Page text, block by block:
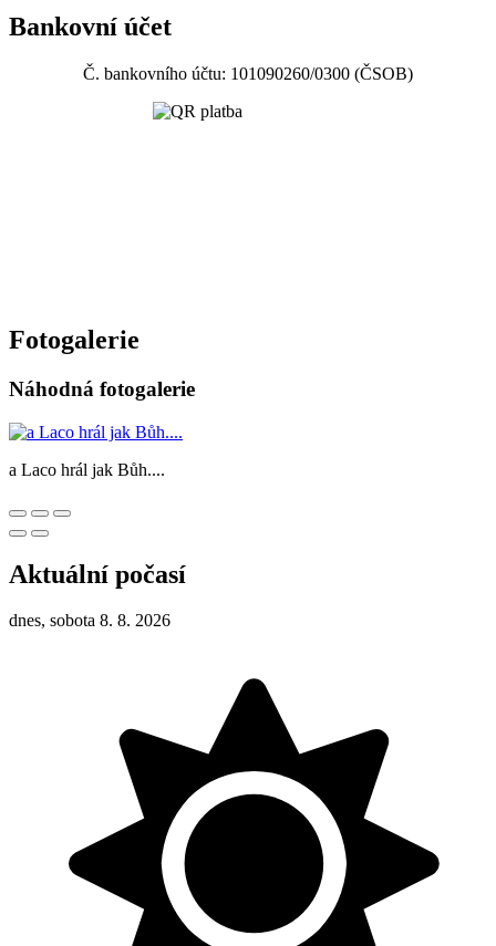
Bankovní účet
Č. bankovního účtu: 101090260/0300 (ČSOB)
Fotogalerie
Náhodná fotogalerie
a Laco hrál jak Bůh....
Aktuální počasí
dnes, sobota 8. 8. 2026